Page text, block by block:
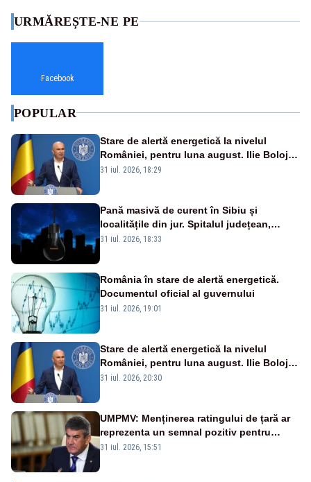
URMĂREȘTE-NE PE
Facebook
POPULAR
Stare de alertă energetică la nivelul
României, pentru luna august. Ilie Bolojan
a anunțat importuri și posibile restricții –
31 iul. 2026, 18:29
Pană masivă de curent în Sibiu și
localitățile din jur. Spitalul județean,
semafoarele, rețelele de telefonie, grav
31 iul. 2026, 18:33
România în stare de alertă energetică.
Documentul oficial al guvernului
31 iul. 2026, 19:01
Stare de alertă energetică la nivelul
României, pentru luna august. Ilie Bolojan
a anunțat importuri și posibile restricții –
31 iul. 2026, 20:30
UMPMV: Menținerea ratingului de țară ar
reprezenta un semnal pozitiv pentru
România. Autoritățile trebuie să continue
31 iul. 2026, 15:51